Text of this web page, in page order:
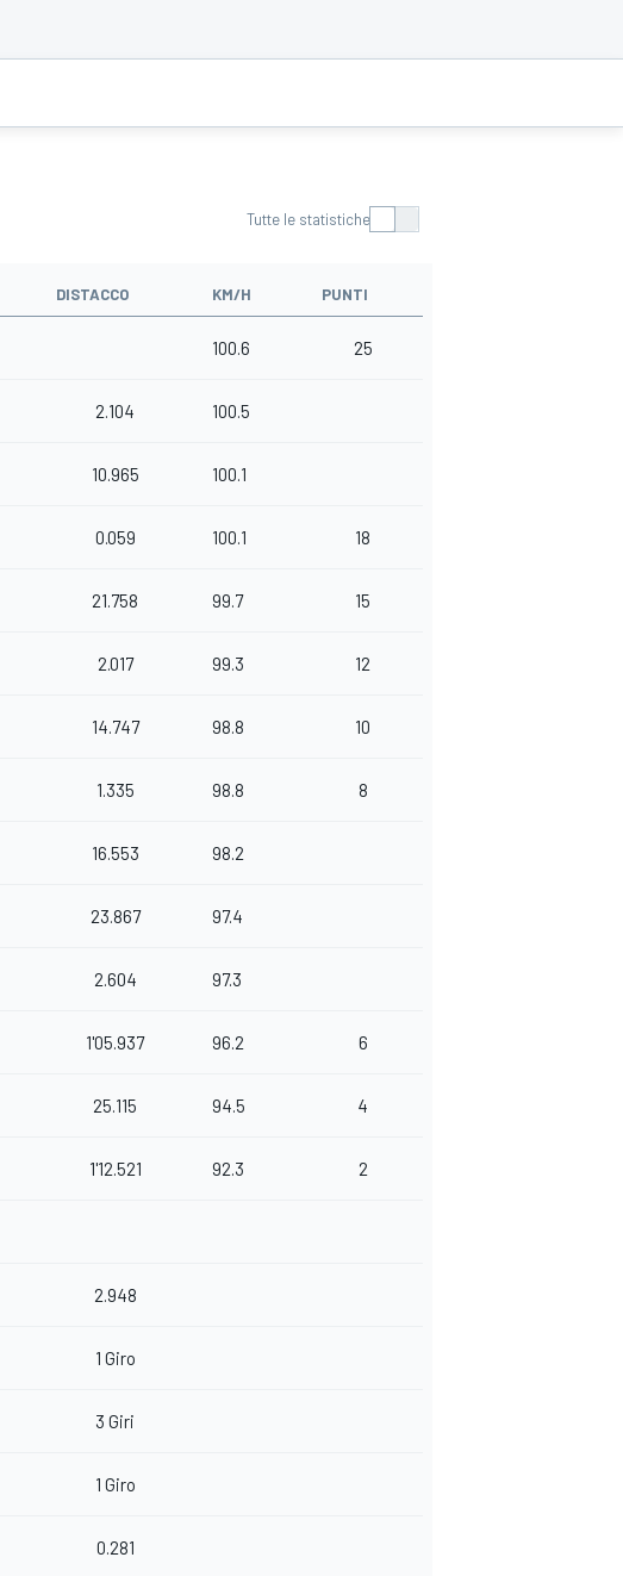
Tutte le statistiche
DISTACCO KM/H PUNTI
100.6 25
2.104 100.5
10.965 100.1
0.059 100.1 18
21.758 99.7 15
2.017 99.3 12
14.747 98.8 10
1.335 98.8 8
16.553 98.2
23.867 97.4
2.604 97.3
1'05.937 96.2 6
25.115 94.5 4
1'12.521 92.3 2
2.948
1 Giro
3 Giri
1 Giro
0.281